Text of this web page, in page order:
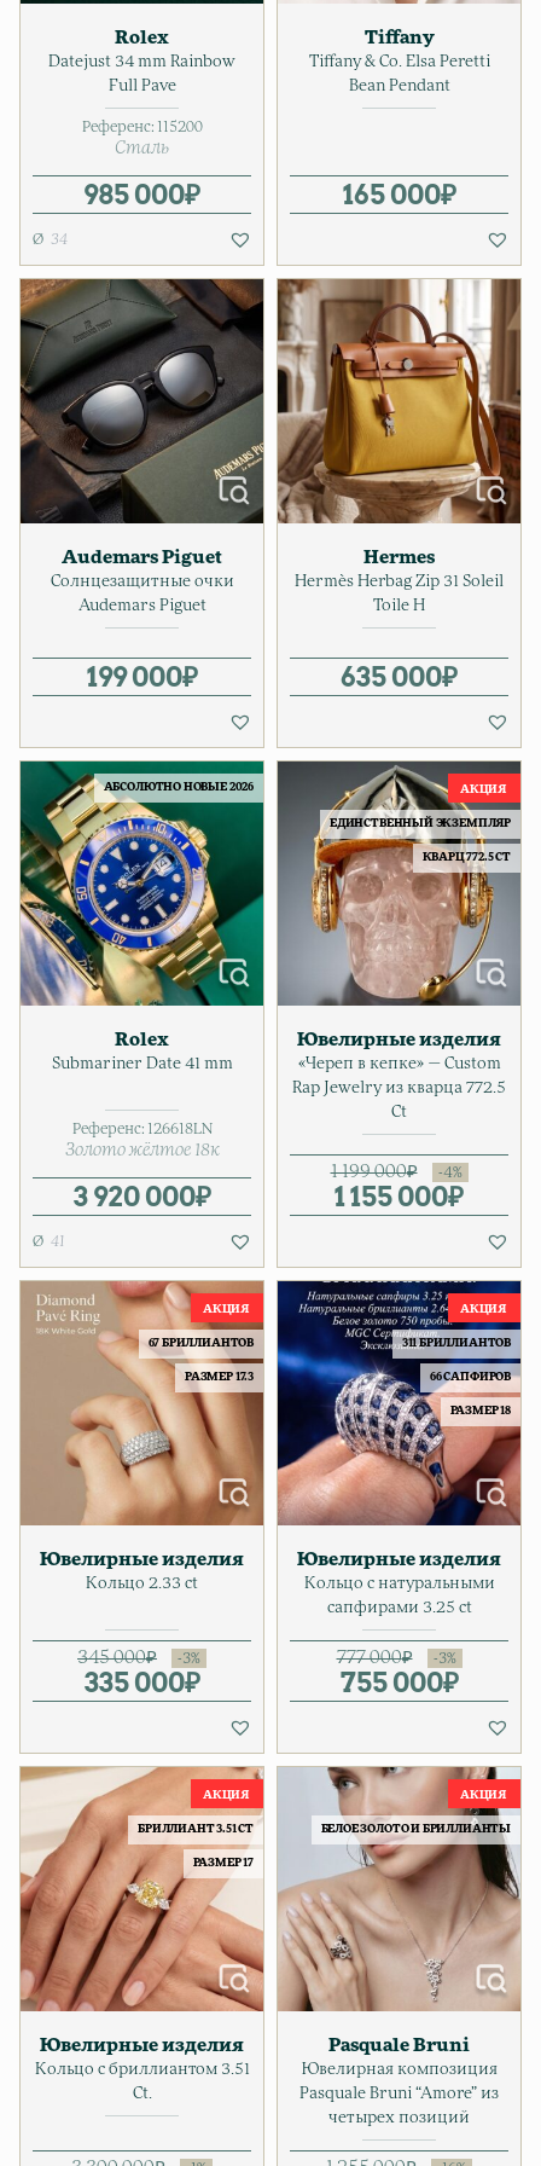
Rolex
Datejust 34 mm Rainbow
Full Pave
Референс: 115200
Сталь
985 000₽
34
Tiffany
Tiffany & Co. Elsa Peretti
Bean Pendant
165 000₽
Audemars Piguet
Солнцезащитные очки
Audemars Piguet
199 000₽
Hermes
Hermès Herbag Zip 31 Soleil
Toile H
635 000₽
АБСОЛЮТНО НОВЫЕ 2026
Rolex
Submariner Date 41 mm
Референс: 126618LN
Золото жёлтое 18к
3 920 000₽
41
ЕДИНСТВЕННЫЙ ЭКЗЕМПЛЯР
КВАРЦ 772.5 CT
Ювелирные изделия
«Череп в кепке» — Custom
Rap Jewelry из кварца 772.5
Ct
1 199 000₽
1 155 000₽
Текущая
67 БРИЛЛИАНТОВ
РАЗМЕР 17.3
Ювелирные изделия
Кольцо 2.33 ct
345 000₽
Первоначальная цена
335 000₽
Текущая цена: 335 000₽.
311 БРИЛЛИАНТОВ
66 САПФИРОВ
РАЗМЕР 18
Ювелирные изделия
Кольцо с натуральными
сапфирами 3.25 ct
777 000₽
755 000₽
Текущая
БРИЛЛИАНТ 3.51 CT
РАЗМЕР 17
Ювелирные изделия
Кольцо с бриллиантом 3.51
Ct.
БЕЛОЕ ЗОЛОТО И БРИЛЛИАНТЫ
Pasquale Bruni
Ювелирная композиция
Pasquale Bruni “Amore” из
четырех позиций